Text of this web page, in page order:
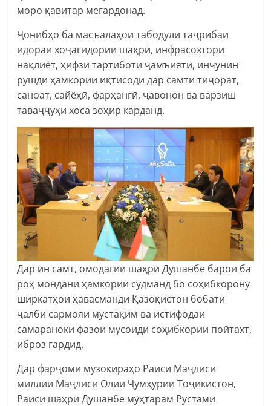
моро қавитар мегардонад.
Ҷонибҳо ба масъалаҳои табодули таҷрибаи
идораи хоҷагидории шаҳрӣ, инфрасохтори
нақлиёт, ҳифзи тартиботи ҷамъиятӣ, инчунин
рушди ҳамкории иқтисодӣ дар самти тиҷорат,
саноат, сайёҳӣ, фарҳангӣ, ҷавонон ва варзиш
таваҷҷуҳи хоса зоҳир карданд.
Дар ин самт, омодагии шаҳри Душанбе барои ба
роҳ мондани ҳамкории судманд бо соҳибкорону
ширкатҳои ҳавасманди Қазоқистон бобати
ҷалби сармояи мустақим ва истифодаи
самараноки фазои мусоиди соҳибкории пойтахт,
иброз гардид.
Дар фарҷоми музокираҳо Раиси Маҷлиси
миллии Маҷлиси Олии Ҷумҳурии Тоҷикистон,
Раиси шаҳри Душанбе муҳтарам Рустами